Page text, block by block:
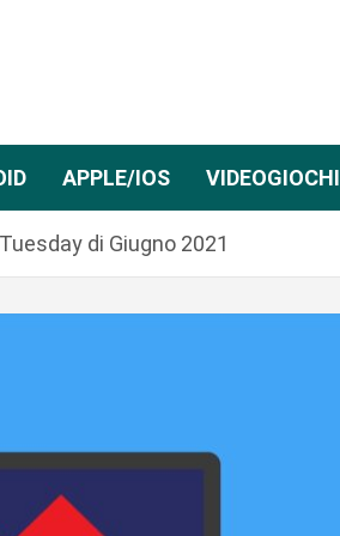
APPLE/IOS VIDEOGIOCHI
di Giugno 2021